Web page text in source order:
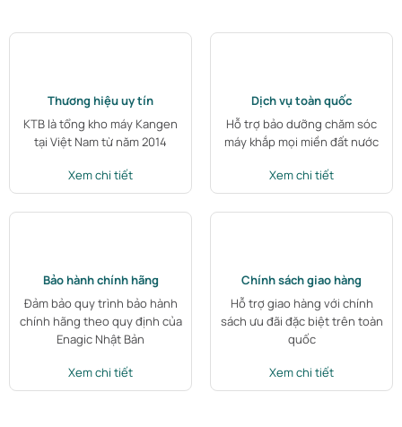
Thương hiệu uy tín
KTB là tổng kho máy Kangen
tại Việt Nam từ năm 2014
Xem chi tiết
Dịch vụ toàn quốc
Hỗ trợ bảo dưỡng chăm sóc
máy khắp mọi miền đất nước
Xem chi tiết
Bảo hành chính hãng
Đảm bảo quy trình bảo hành
chính hãng theo quy định của
Enagic Nhật Bản
Xem chi tiết
Chính sách giao hàng
Hỗ trợ giao hàng với chính
sách ưu đãi đặc biệt trên toàn
quốc
Xem chi tiết